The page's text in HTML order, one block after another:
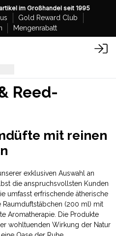
im Großhandel seit 1995
Gold Reward Club
Mengenrabatt
Reed-
mit reinen
exklusiven Auswahl an
die anspruchsvollsten Kunden
umfasst erfrischende ätherische
(200 ml) mit
Aromatherapie. Die Produkte
wohltuenden Wirkung der Natur